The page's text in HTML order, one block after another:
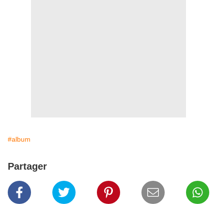
#album
Partager